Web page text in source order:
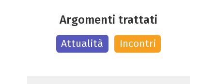
Argomenti trattati
Attualità Incontri